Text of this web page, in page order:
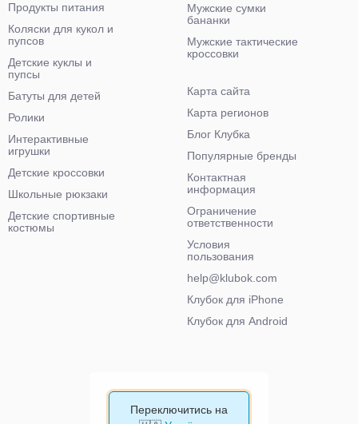
Мужские сумки
бананки
Мужские тактические
кроссовки
Продукты питания
Коляски для кукол и
пупсов
Детские куклы и
пупсы
Батуты для детей
Ролики
Интерактивные
игрушки
Детские кроссовки
Школьные рюкзаки
Детские спортивные
костюмы
Карта сайта
Карта регионов
Блог Клубка
Популярные бренды
Контактная
информация
Ограничение
ответственности
Условия
пользования
help@klubok.com
Клубок для iPhone
Клубок для Android
Переключитись на